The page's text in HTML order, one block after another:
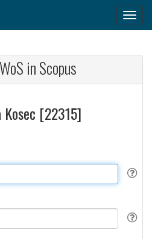
in Scopus
Kosec [22315]